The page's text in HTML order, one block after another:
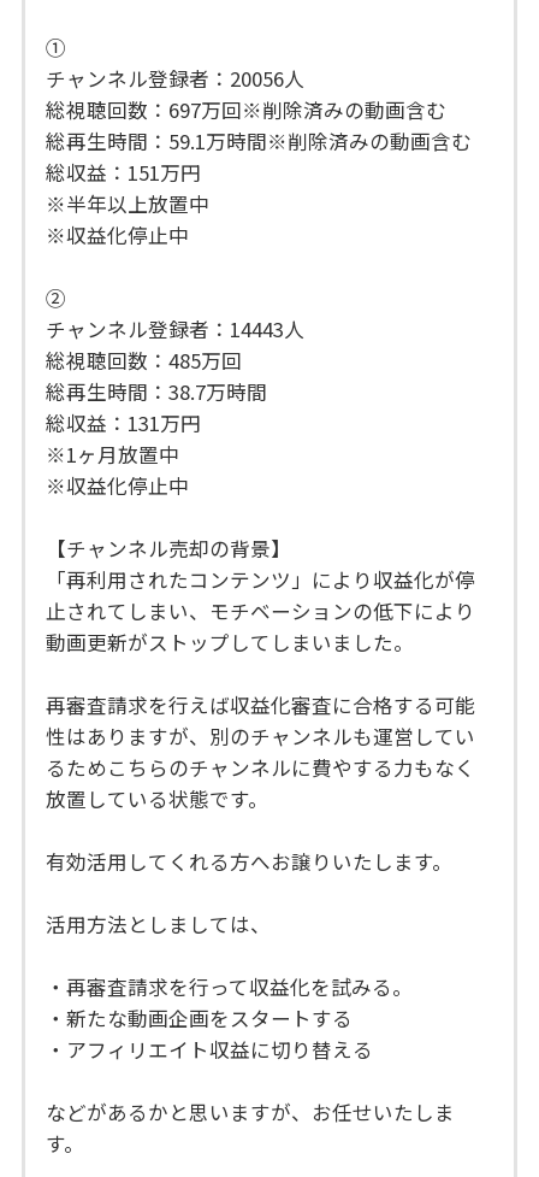
①
チャンネル登録者：20056人
総視聴回数：697万回※削除済みの動画含む
総再生時間：59.1万時間※削除済みの動画含む
総収益：151万円
※半年以上放置中
※収益化停止中
②
チャンネル登録者：14443人
総視聴回数：485万回
総再生時間：38.7万時間
総収益：131万円
※1ヶ月放置中
※収益化停止中
【チャンネル売却の背景】
「再利用されたコンテンツ」により収益化が停
止されてしまい、モチベーションの低下により
動画更新がストップしてしまいました。
再審査請求を行えば収益化審査に合格する可能
性はありますが、別のチャンネルも運営してい
るためこちらのチャンネルに費やする力もなく
放置している状態です。
有効活用してくれる方へお譲りいたします。
活用方法としましては、
・再審査請求を行って収益化を試みる。
・新たな動画企画をスタートする
・アフィリエイト収益に切り替える
などがあるかと思いますが、お任せいたしま
す。